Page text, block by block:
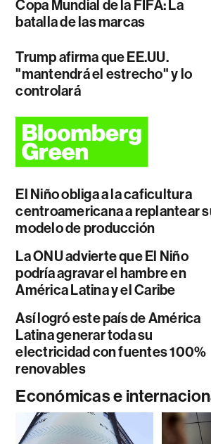
Copa Mundial de la FIFA: La
batalla de las marcas
Trump afirma que EE.UU.
"mantendrá el estrecho" y lo
controlará
El Niño obliga a la caficultura
centroamericana a replantear
modelo de producción
La ONU advierte que El Niño
podría agravar el hambre en
América Latina y el Caribe
Así logró este país de América
Latina generar toda su
electricidad con fuentes 100%
renovables
Económicas e